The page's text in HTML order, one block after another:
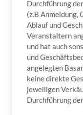
Durchführung
(z.B Anmeldung,
Ablauf und
Veranstaltern
und hat auch
und
angelegten
keine direkte
jeweiligen
Durchführung